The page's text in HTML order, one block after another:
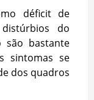
déficit de
distúrbios do
são bastante
sintomas se
dos quadros